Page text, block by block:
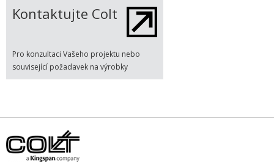
Kontaktujte Colt
Pro konzultaci Vašeho projektu nebo
související požadavek na výrobky